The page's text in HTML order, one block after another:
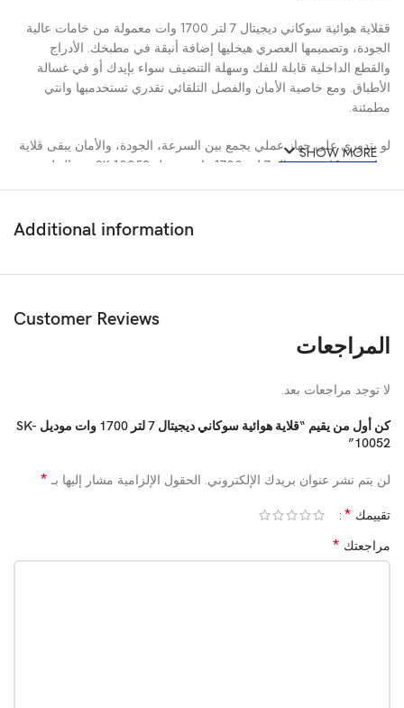
ققلاية هوائية سوكاني ديجيتال 7 لتر 1700 وات معمولة من خامات عالية
الجودة، وتصميمها العصري هيخليها إضافة أنيقة في مطبخك. الأدراج
والقطع الداخلية قابلة للفك وسهلة التنضيف سواء بإيدك أو في غسالة
الأطباق. ومع خاصية الأمان والفصل التلقائي تقدري تستخدميها وانتي
مطمئنة.
لو بتدوري على جهاز عملي يجمع بين السرعة، الجودة، والأمان يبقى قلاية
هوائية سوكاني ديجيتال 7 لتر 1700 وات موديل SK-10052 هي الحل
SHOW MORE
Additional information
Customer Reviews
المراجعات
لا توجد مراجعات بعد.
كن أول من يقيم “قلاية هوائية سوكاني ديجيتال 7 لتر 1700 وات موديل SK-
10052”
لن يتم نشر عنوان بريدك الإلكتروني. الحقول الإلزامية مشار إليها بـ *
تقييمك *
مراجعتك *